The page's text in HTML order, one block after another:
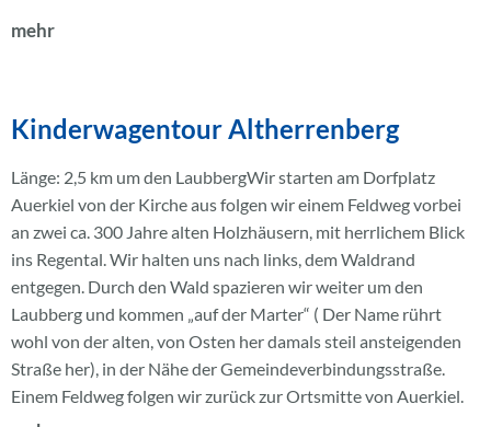
mehr
Kinderwagentour Altherrenberg
Länge: 2,5 km um den LaubbergWir starten am Dorfplatz
Auerkiel von der Kirche aus folgen wir einem Feldweg vorbei
an zwei ca. 300 Jahre alten Holzhäusern, mit herrlichem Blick
ins Regental. Wir halten uns nach links, dem Waldrand
entgegen. Durch den Wald spazieren wir weiter um den
Laubberg und kommen „auf der Marter“ ( Der Name rührt
wohl von der alten, von Osten her damals steil ansteigenden
Straße her), in der Nähe der Gemeindeverbindungsstraße.
Einem Feldweg folgen wir zurück zur Ortsmitte von Auerkiel.